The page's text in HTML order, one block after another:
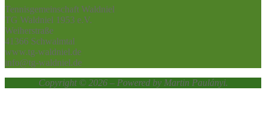
Tennisgemeinschaft Waldniel
TG Waldniel 1953 e.V.
Weiherstraße
41366 Schwalmtal
www.tg-waldniel.de
info@tg-waldniel.de
Copyright © 2026 – Powered by Martin Paulányi.